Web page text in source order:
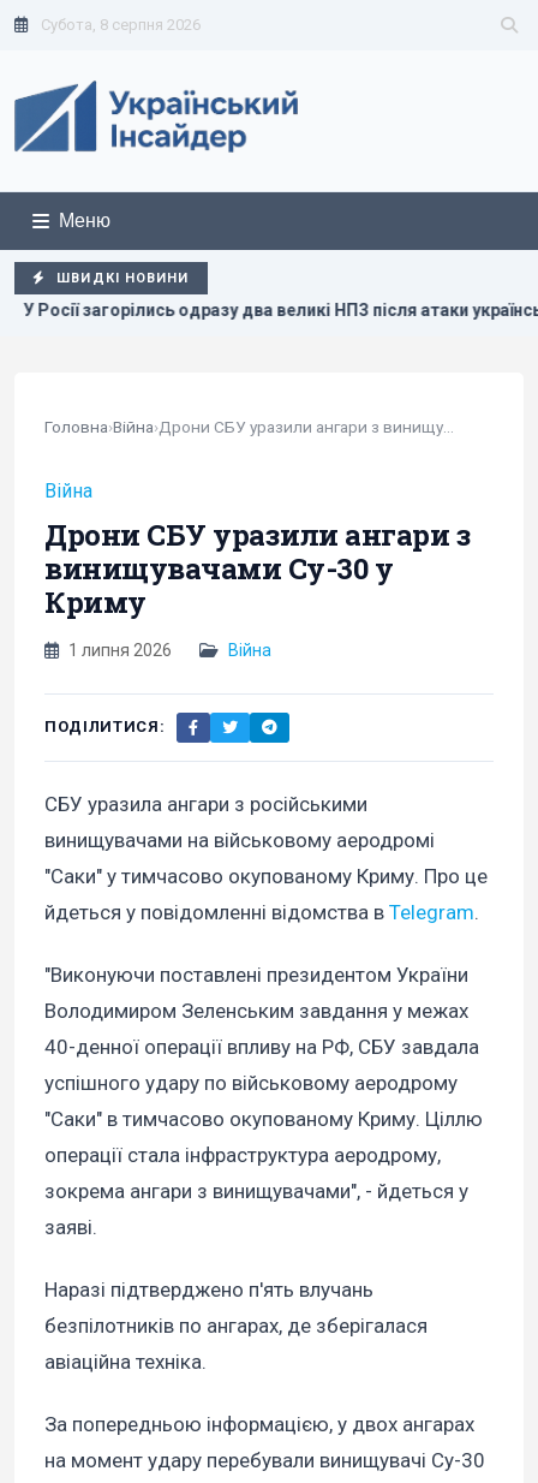
Субота, 8 серпня 2026
Меню
ШВИДКІ НОВИНИ
одразу два великі НПЗ після атаки українських дронів
Головна›Війна›
Війна
Дрони СБУ уразили ангари з
винищувачами Су-30 у
Криму
1 липня 2026 Війна
ПОДІЛИТИСЯ:
СБУ уразила ангари з російськими
винищувачами на військовому аеродромі
"Саки" у тимчасово окупованому Криму. Про це
йдеться у повідомленні відомства в Telegram.
"Виконуючи поставлені президентом України
Володимиром Зеленським завдання у межах
40-денної операції впливу на РФ, СБУ завдала
успішного удару по військовому аеродрому
"Саки" в тимчасово окупованому Криму. Ціллю
операції стала інфраструктура аеродрому,
зокрема ангари з винищувачами", - йдеться у
заяві.
Наразі підтверджено п'ять влучань
безпілотників по ангарах, де зберігалася
авіаційна техніка.
За попередньою інформацією, у двох ангарах
на момент удару перебували винищувачі Су-30